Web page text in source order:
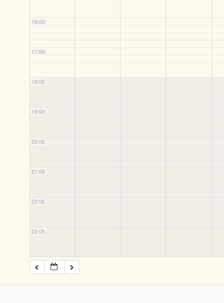
16:00
17:00
18:00
19:00
20:00
21:00
22:00
23:00